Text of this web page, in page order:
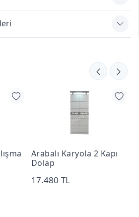
Arabalı Karyola 2 Kapı
Dolap
17.480 TL